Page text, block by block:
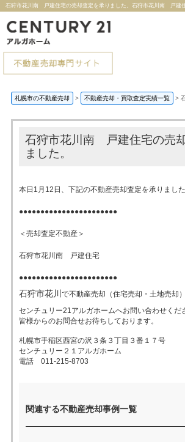
早く
売りたい
高く
売りたい
秘密
来店予約
札幌市の不動産売却 > 不動産売却・買取査定実績一覧 >
石狩市花川南 戸建住宅の売
ました。
本日1月12日、下記の不動産売却査定を承りました
●●●●●●●●●●●●●●●●●●●●●●●
＜売却査定不動産＞
石狩市花川南 戸建住宅
●●●●●●●●●●●●●●●●●●●●●●●
石狩市花川 で不動産売却（住宅売却・土地売却
センチュリー21アルガホームへお問い合わせくだ
皆様からのお問合せお待ちしております。
札幌市手稲区西宮の沢３条３丁目３番１７号
センチュリー２１アルガホーム
電話 011-215-8703
関連する不動産売却事例一覧